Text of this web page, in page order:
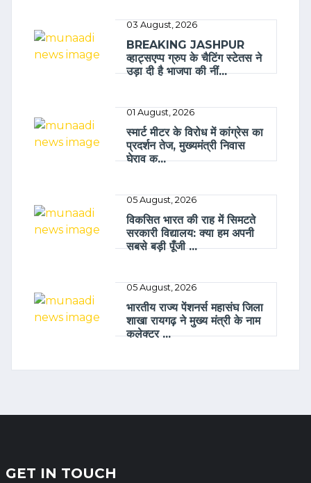
03 August, 2026
BREAKING JASHPUR
व्हाट्सएप्प ग्रुप के चैटिंग स्टेतस ने
उड़ा दी है भाजपा की नीं...
01 August, 2026
स्मार्ट मीटर के विरोध में कांग्रेस का
प्रदर्शन तेज, मुख्यमंत्री निवास
घेराव क...
05 August, 2026
विकसित भारत की राह में सिमटते
सरकारी विद्यालय: क्या हम अपनी
सबसे बड़ी पूँजी ...
05 August, 2026
भारतीय राज्य पेंशनर्स महासंघ जिला
शाखा रायगढ़ ने मुख्य मंत्री के नाम
कलेक्टर ...
GET IN TOUCH